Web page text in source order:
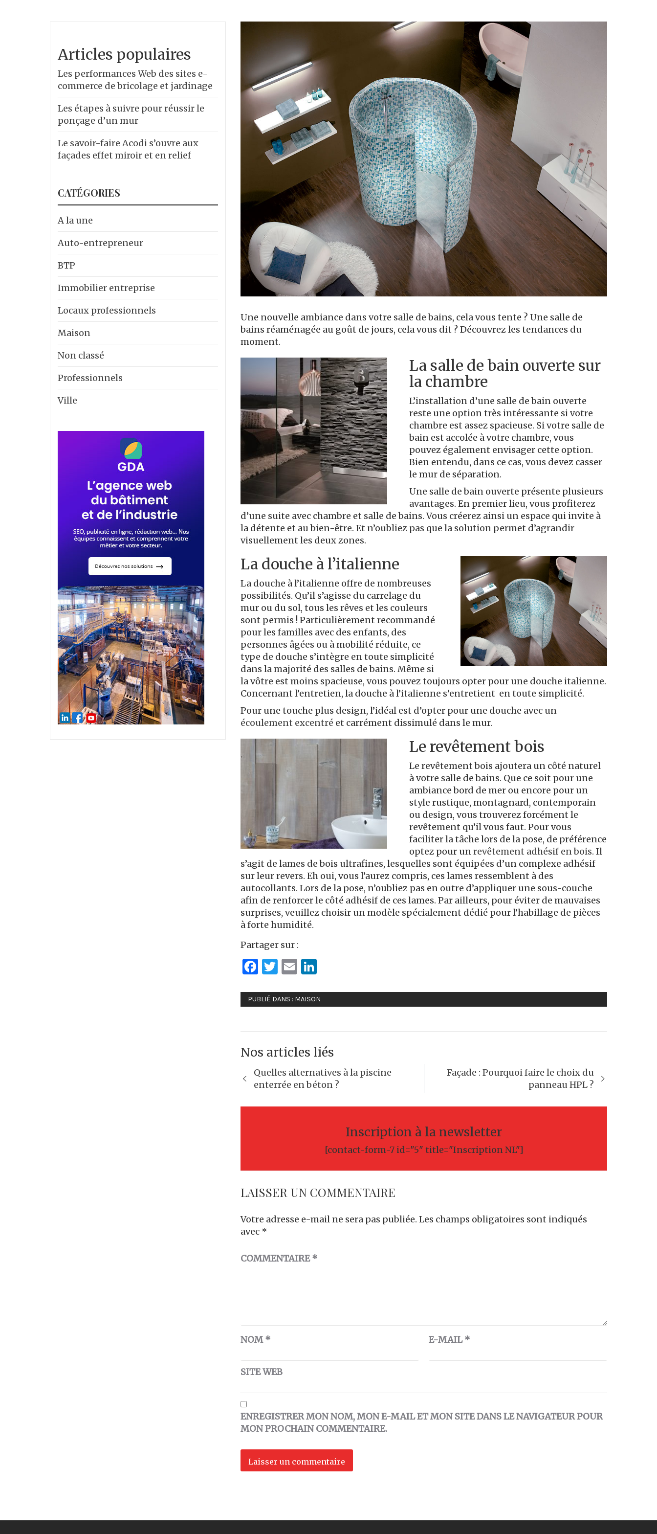
Une nouvelle ambiance dans votre salle de bains, cela vous tente ? Une salle de
bains réaménagée au goût de jours, cela vous dit ? Découvrez les tendances du
moment.
La salle de bain ouverte sur
la chambre
L’installation d’une salle de bain ouverte
reste une option très intéressante si votre
chambre est assez spacieuse. Si votre salle de
bain est accolée à votre chambre, vous
pouvez également envisager cette option.
Bien entendu, dans ce cas, vous devez casser
le mur de séparation.
Une salle de bain ouverte présente plusieurs
avantages. En premier lieu, vous profiterez
d’une suite avec chambre et salle de bains. Vous créerez ainsi un espace qui invite à
la détente et au bien-être. Et n’oubliez pas que la solution permet d’agrandir
visuellement les deux zones.
La douche à l’italienne
La douche à l’italienne offre de nombreuses
possibilités. Qu’il s’agisse du carrelage du
mur ou du sol, tous les rêves et les couleurs
sont permis ! Particulièrement recommandé
pour les familles avec des enfants, des
personnes âgées ou à mobilité réduite, ce
type de douche s’intègre en toute simplicité
dans la majorité des salles de bains. Même si
la vôtre est moins spacieuse, vous pouvez toujours opter pour une douche italienne.
Concernant l’entretien, la douche à l’italienne s’entretient en toute simplicité.
Pour une touche plus design, l’idéal est d’opter pour une douche avec un
écoulement excentré et carrément dissimulé dans le mur.
Le revêtement bois
Le revêtement bois ajoutera un côté naturel
à votre salle de bains. Que ce soit pour une
ambiance bord de mer ou encore pour un
style rustique, montagnard, contemporain
ou design, vous trouverez forcément le
revêtement qu’il vous faut. Pour vous
faciliter la tâche lors de la pose, de préférence
optez pour unrevêtement adhésif en bois. Il
s’agit de lames de bois ultrafines, lesquelles sont équipées d’un complexe adhésif
sur leur revers. Eh oui, vous l’aurez compris, ces lames ressemblent à des
autocollants. Lors de la pose, n’oubliez pas en outre d’appliquer une sous-couche
afin de renforcer le côté adhésif de ces lames. Par ailleurs, pour éviter de mauvaises
surprises, veuillez choisir un modèle spécialement dédié pour l’habillage de pièces
à forte humidité.
Partager sur :
Facebook
Twitter
Email
PUBLIÉ DANS : MAISON
Nos articles liés
Navigation
de
l’article
Quelles alternatives à la piscine
enterrée en béton ?
Façade : Pourquoi faire le choix du
panneau HPL ?
Inscription à la newsletter
[contact-form-7 id="5" title="Inscription NL"]
LAISSER UN COMMENTAIRE
Votre adresse e-mail ne sera pas publiée. Les champs obligatoires sont indiqués
avec *
COMMENTAIRE*
NOM* E-MAIL*
SITE WEB
ENREGISTRER MON NOM, MON E-MAIL ET MON SITE DANS LE NAVIGATEUR POUR
MON PROCHAIN COMMENTAIRE.
Articles populaires
Les performances Web des sites e-
commerce de bricolage et jardinage
Les étapes à suivre pour réussir le
ponçage d’un mur
Le savoir-faire Acodi s’ouvre aux
façades effet miroir et en relief
CATÉGORIES
A la une
Auto-entrepreneur
BTP
Immobilier entreprise
Locaux professionnels
Maison
Non classé
Professionnels
Ville